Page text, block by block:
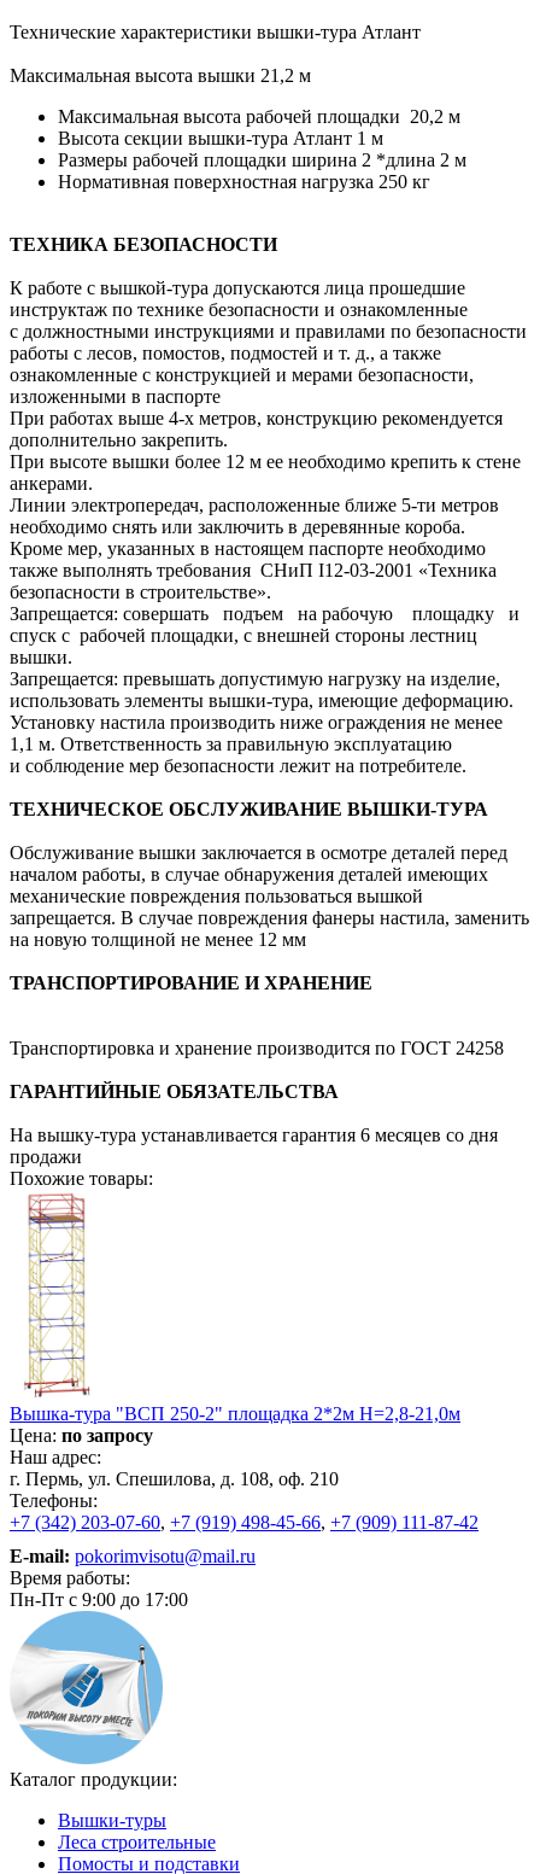
Технические характеристики вышки-тура Атлант
Максимальная высота вышки 21,2 м
Максимальная высота рабочей площадки 20,2 м
Высота секции вышки-тура Атлант 1 м
Размеры рабочей площадки ширина 2 *длина 2 м
Нормативная поверхностная нагрузка 250 кг
ТЕХНИКА БЕЗОПАСНОСТИ
К работе с вышкой-тура допускаются лица прошедшие
инструктаж по технике безопасности и ознакомленные
с должностными инструкциями и правилами по безопасности
работы с лесов, помостов, подмостей и т. д., а также
ознакомленные с конструкцией и мерами безопасности,
изложенными в паспорте
При работах выше 4-х метров, конструкцию рекомендуется
дополнительно закрепить.
При высоте вышки более 12 м ее необходимо крепить к стене
анкерами.
Линии электропередач, расположенные ближе 5-ти метров
необходимо снять или заключить в деревянные короба.
Кроме мер, указанных в настоящем паспорте необходимо
также выполнять требования СНиП I12-03-2001 «Техника
безопасности в строительстве».
Запрещается: совершать подъем на рабочую площадку и
спуск с рабочей площадки, с внешней стороны лестниц
вышки.
Запрещается: превышать допустимую нагрузку на изделие,
использовать элементы вышки-тура, имеющие деформацию.
Установку настила производить ниже ограждения не менее
1,1 м. Ответственность за правильную эксплуатацию
и соблюдение мер безопасности лежит на потребителе.
ТЕХНИЧЕСКОЕ ОБСЛУЖИВАНИЕ ВЫШКИ-ТУРА
Обслуживание вышки заключается в осмотре деталей перед
началом работы, в случае обнаружения деталей имеющих
механические повреждения пользоваться вышкой
запрещается. В случае повреждения фанеры настила, заменить
на новую толщиной не менее 12 мм
ТРАНСПОРТИРОВАНИЕ И ХРАНЕНИЕ
Транспортировка и хранение производится по ГОСТ 24258
ГАРАНТИЙНЫЕ ОБЯЗАТЕЛЬСТВА
На вышку-тура устанавливается гарантия 6 месяцев со дня
продажи
Похожие товары:
Вышка-тура "ВСП 250-2" площадка 2*2м Н=2,8-21,0м
Цена: по запросу
Наш адрес:
г. Пермь, ул. Спешилова, д. 108, оф. 210
Телефоны:
+7 (342) 203-07-60, +7 (919) 498-45-66, +7 (909) 111-87-42
E-mail: pokorimvisotu@mail.ru
Время работы:
Пн-Пт с 9:00 до 17:00
Каталог продукции:
Вышки-туры
Леса строительные
Помосты и подставки